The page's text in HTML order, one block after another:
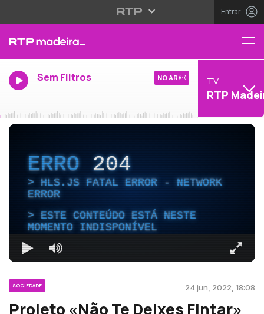
Entrar
Sem Filtros NO AR TV
RTP
ERRO204
HLS.JS FATAL ERROR - NETWORK
ERROR
ESTE CONTEÚDO ESTÁ NESTE
MOMENTO INDISPONÍVEL
SOCIEDADE 24 jun, 2022, 18:08
Projeto «Não Te Deixes Fintar»